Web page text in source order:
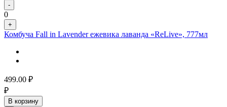
-
0
+
Комбуча Fall in Lavender ежевика лаванда «ReLive», 777мл
499.00 ₽
₽
В корзину